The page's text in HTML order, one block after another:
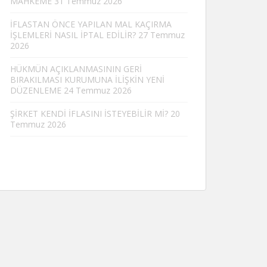
İFLASTAN ÖNCE YAPILAN MAL KAÇIRMA
İŞLEMLERİ NASIL İPTAL EDİLİR? 27 Temmuz
2026
HÜKMÜN AÇIKLANMASININ GERİ
BIRAKILMASI KURUMUNA İLİŞKİN YENİ
DÜZENLEME 24 Temmuz 2026
ŞİRKET KENDİ İFLASINI İSTEYEBİLİR Mİ? 20
Temmuz 2026